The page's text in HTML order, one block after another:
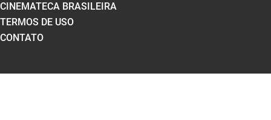
CINEMATECA BRASILEIRA
TERMOS DE USO
CONTATO